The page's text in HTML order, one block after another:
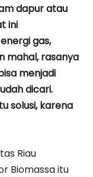
dapur atau
ini
gas,
mahal, rasanya
menjadi
dicari.
solusi, karena
Riau
Biomassa itu